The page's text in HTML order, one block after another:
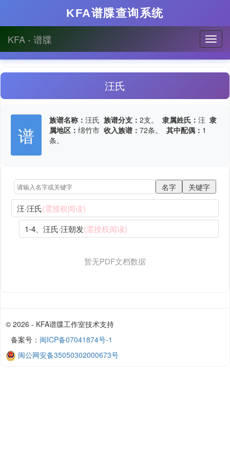
KFA谱牒查询系统
KFA - 谱牒
汪氏
谱
族谱名称： 汪氏 族谱分支： 2支。 隶属姓氏： 汪 隶
属地区： 绵竹市 收入族谱： 72条。 其中配偶： 1
条。
汪·汪氏(需授权阅读)
1-4、汪氏·汪朝发(需授权阅读)
暂无PDF文档数据
© 2026 - KFA谱牒工作室技术支持
备案号： 闽ICP备07041874号-1
闽公网安备35050302000673号